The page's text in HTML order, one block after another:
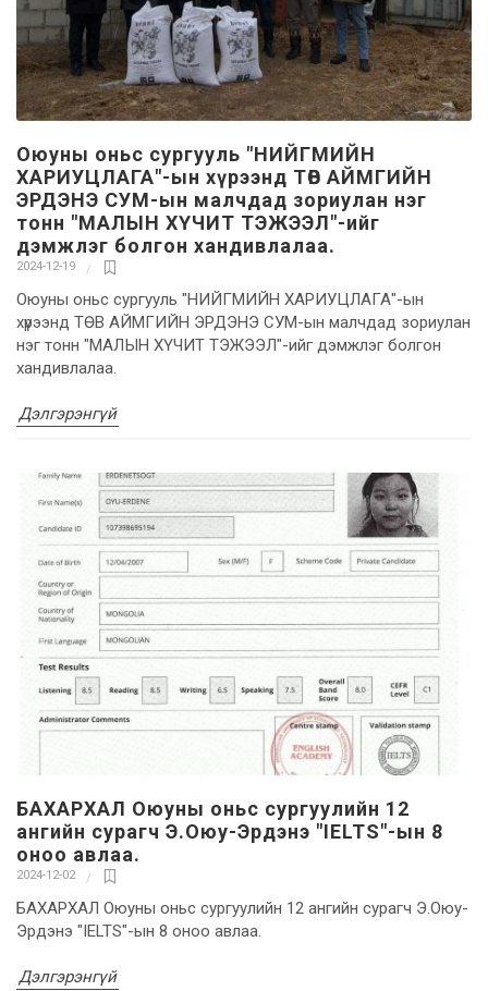
Оюуны оньс сургууль "НИЙГМИЙН
ХАРИУЦЛАГА"-ын хүрээнд ТӨВ АЙМГИЙН
ЭРДЭНЭ СУМ-ын малчдад зориулан нэг
тонн "МАЛЫН ХҮЧИТ ТЭЖЭЭЛ"-ийг
дэмжлэг болгон хандивлалаа.
2024-12-19
Оюуны оньс сургууль "НИЙГМИЙН ХАРИУЦЛАГА"-ын
хүрээнд ТӨВ АЙМГИЙН ЭРДЭНЭ СУМ-ын малчдад зориулан
нэг тонн "МАЛЫН ХҮЧИТ ТЭЖЭЭЛ"-ийг дэмжлэг болгон
хандивлалаа.
Дэлгэрэнгүй
БАХАРХАЛ Оюуны оньс сургуулийн 12
ангийн сурагч Э.Оюу-Эрдэнэ "IELTS"-ын 8
оноо авлаа.
2024-12-02
БАХАРХАЛ Оюуны оньс сургуулийн 12 ангийн сурагч Э.Оюу-
Эрдэнэ "IELTS"-ын 8 оноо авлаа.
Дэлгэрэнгүй